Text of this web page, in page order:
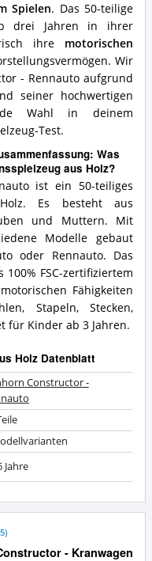
Spielen. Das 50-teilige
drei Jahren in ihrer
ihre motorischen
Wir
- Rennauto aufgrund
seiner hochwertigen
Wahl in deinem
Test.
Was
aus Holz?
ist ein 50-teiliges
Holz. Es besteht aus
und Muttern. Mit
Modelle gebaut
oder Rennauto. Das
FSC-zertifiziertem
Fähigkeiten
Stapeln, Stecken,
für Kinder ab 3 Jahren.
Holz Datenblatt
Constructor -
Jahre
- Kranwagen
)